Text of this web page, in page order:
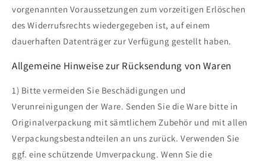
vorgenannten Voraussetzungen zum vorzeitigen Erlöschen
des Widerrufsrechts wiedergegeben ist, auf einem
dauerhaften Datenträger zur Verfügung gestellt haben.
Allgemeine Hinweise zur Rücksendung von Waren
1) Bitte vermeiden Sie Beschädigungen und
Verunreinigungen der Ware. Senden Sie die Ware bitte in
Originalverpackung mit sämtlichem Zubehör und mit allen
Verpackungsbestandteilen an uns zurück. Verwenden Sie
ggf. eine schützende Umverpackung. Wenn Sie die